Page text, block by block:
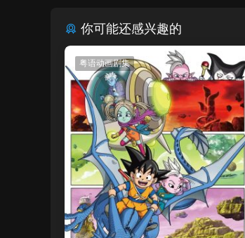
你可能还感兴趣的
粤语动画剧集